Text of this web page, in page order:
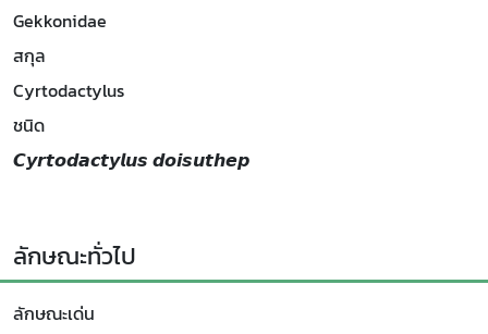
Gekkonidae
สกุล
Cyrtodactylus
ชนิด
𝘾𝙮𝙧𝙩𝙤𝙙𝙖𝙘𝙩𝙮𝙡𝙪𝙨 𝙙𝙤𝙞𝙨𝙪𝙩𝙝𝙚𝙥
ลักษณะทั่วไป
ลักษณะเด่น